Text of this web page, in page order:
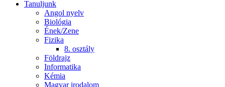
Tanuljunk
Angol nyelv
Biológia
Ének/Zene
Fizika
8. osztály
Földrajz
Informatika
Kémia
Magyar irodalom